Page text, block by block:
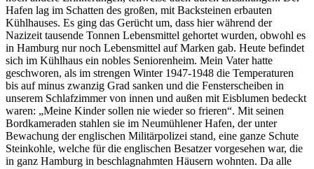
Hafen lag im Schatten des großen, mit Backsteinen erbauten
Kühlhauses. Es ging das Gerücht um, dass hier während der
Nazizeit tausende Tonnen Lebensmittel gehortet wurden, obwohl es
in Hamburg nur noch Lebensmittel auf Marken gab. Heute befindet
sich im Kühlhaus ein nobles Seniorenheim. Mein Vater hatte
geschworen, als im strengen Winter 1947-1948 die Temperaturen
bis auf minus zwanzig Grad sanken und die Fensterscheiben in
unserem Schlafzimmer von innen und außen mit Eisblumen bedeckt
waren:
Meine Kinder sollen nie wieder so frieren . Mit seinen
Bordkameraden stahlen sie im Neumühlener Hafen, der unter
Bewachung der englischen Militärpolizei stand, eine ganze Schute
Steinkohle, welche für die englischen Besatzer vorgesehen war, die
in ganz Hamburg in beschlagnahmten Häusern wohnten. Da alle